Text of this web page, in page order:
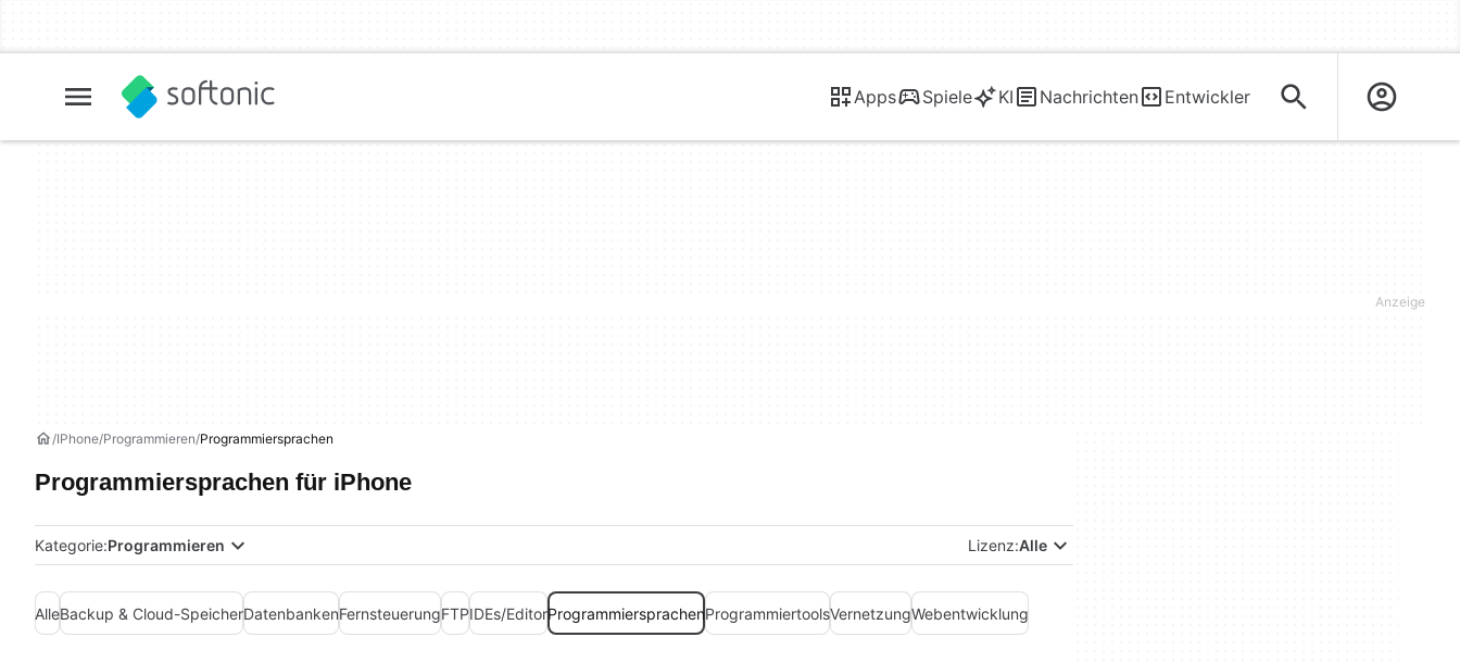
Apps Spiele KI Nachrichten Entwickler
IPhone Programmieren Programmiersprachen
Programmiersprachen für iPhone
Kategorie:Programmieren Lizenz:Alle
AlleBackup & Cloud-SpeicherDatenbankenFernsteuerungFTPIDEs/EditorProgrammiersprachenProgrammiertoolsVernetzungWebentwicklung